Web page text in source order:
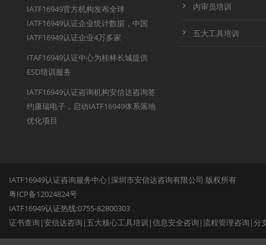
IATF16949官方机构发布全球
IATF16949认证企业统计数据，中国
IATF16949认证企业4万多家
ITAF16949认证中心为桂林长城提供
ESD培训服务
IATF16949认证咨询机构安信达咨询签
约康瑞电子，启动IATF16949体系落地
优化项目
内审员培训
五大工具培训
IATF16949认证咨询服务中心|深圳市安信达咨询有限公司 版权所有
粤ICP备12024824号
IATF16949认证热线:0755-82800303
证书查询 |安信达咨询 | 五大核心工具培训 |信息安全咨询 |流程管理咨询 |分